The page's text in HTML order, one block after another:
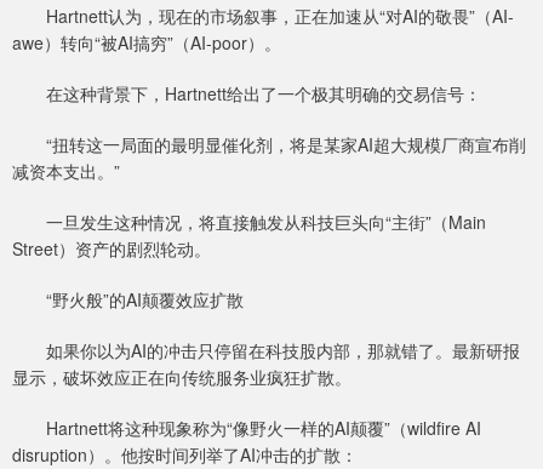
Hartnett认为，现在的市场叙事，正在加速从“对AI的敬畏”（AI-
awe）转向“被AI搞穷”（AI-poor）。
在这种背景下，Hartnett给出了一个极其明确的交易信号：
“扭转这一局面的最明显催化剂，将是某家AI超大规模厂商宣布削
减资本支出。”
一旦发生这种情况，将直接触发从科技巨头向“主街”（Main
Street）资产的剧烈轮动。
“野火般”的AI颠覆效应扩散
如果你以为AI的冲击只停留在科技股内部，那就错了。最新研报
显示，破坏效应正在向传统服务业疯狂扩散。
Hartnett将这种现象称为“像野火一样的AI颠覆”（wildfire AI
disruption）。他按时间列举了AI冲击的扩散：